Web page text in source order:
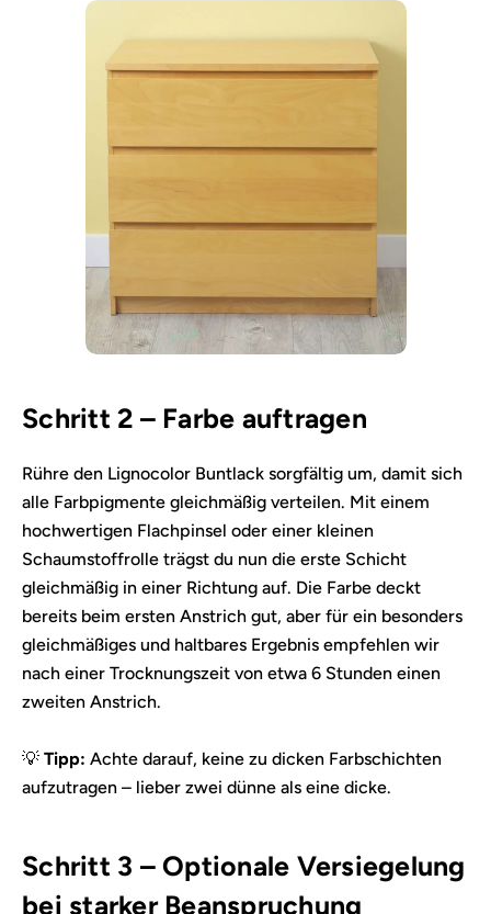
Schritt 2 – Farbe auftragen
Rühre den Lignocolor Buntlack sorgfältig um, damit sich
alle Farbpigmente gleichmäßig verteilen. Mit einem
hochwertigen Flachpinsel oder einer kleinen
Schaumstoffrolle trägst du nun die erste Schicht
gleichmäßig in einer Richtung auf. Die Farbe deckt
bereits beim ersten Anstrich gut, aber für ein besonders
gleichmäßiges und haltbares Ergebnis empfehlen wir
nach einer Trocknungszeit von etwa 6 Stunden einen
zweiten Anstrich.
💡 Tipp: Achte darauf, keine zu dicken Farbschichten
aufzutragen – lieber zwei dünne als eine dicke.
Schritt 3 – Optionale Versiegelung
bei starker Beanspruchung